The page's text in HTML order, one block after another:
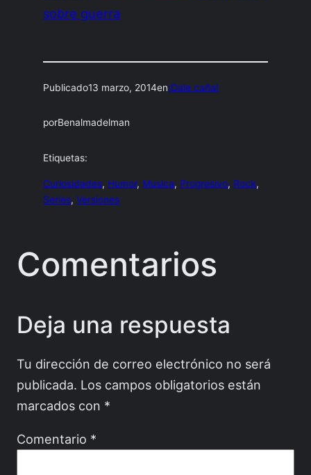
sobre guerra
Publicado13 marzo, 2014en¡Dale caña!
porBenalmadelman
Etiquetas:
Curiosidades, Humor, Musica, Progresivo, Rock
Series, Versiones
Comentarios
Deja una respuesta
Tu dirección de correo electrónico no será
publicada. Los campos obligatorios están
marcados con *
Comentario *